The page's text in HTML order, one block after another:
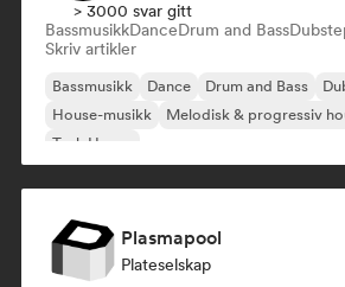
> 3000 svar gitt
BassmusikkDanceDrum and Bass
Skriv artikler
Bassmusikk Dance Drum and Bass
House-musikk
Melodisk & progressiv
Tech House
Plasmapool
Plateselskap